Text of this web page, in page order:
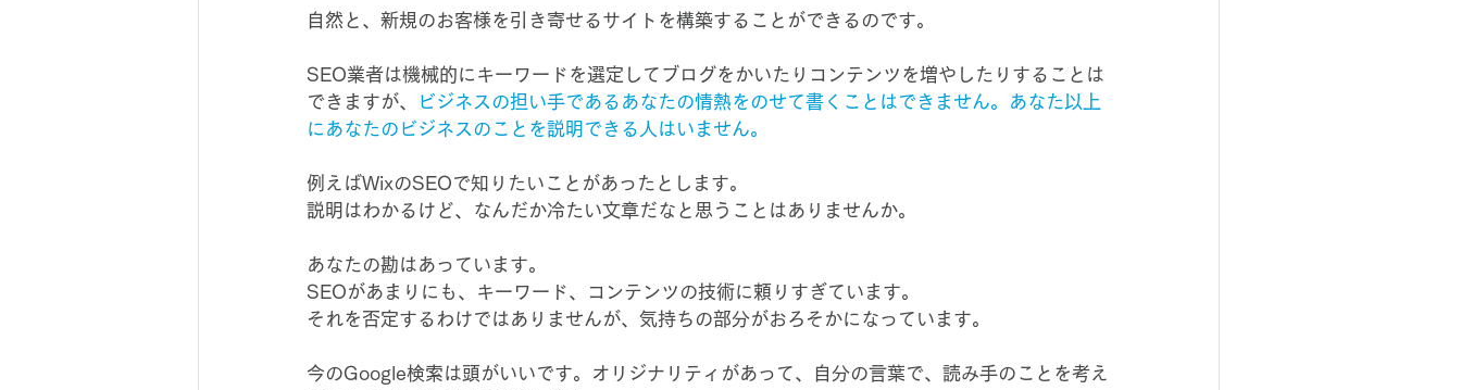
自然と、新規のお客様を引き寄せるサイトを構築することができるのです。
SEO業者は機械的にキーワードを選定してブログをかいたりコンテンツを増やしたりすることは
できますが、
ビジネスの担い手であるあなたの情熱をのせて書くことはできません。あなた以上
にあなたのビジネスのことを説明できる人はいません。
例えばWixのSEOで知りたいことがあったとします。
説明はわかるけど、なんだか冷たい文章だなと思うことはありませんか。
あなたの勘はあっています。
SEOがあまりにも、キーワード、コンテンツの技術に頼りすぎています。
それを否定するわけではありませんが、気持ちの部分がおろそかになっています。
今のGoogle検索は頭がいいです。オリジナリティがあって、自分の言葉で、読み手のことを考え